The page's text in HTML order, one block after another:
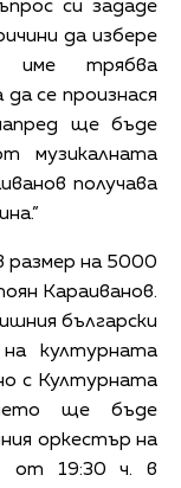
си зададе
да избере
име трябва
се произнася
ще бъде
музикалната
получава
размер на 5000
Караиванов.
български
културната
с Културната
ще бъде
оркестър на
от 19:30 ч. в